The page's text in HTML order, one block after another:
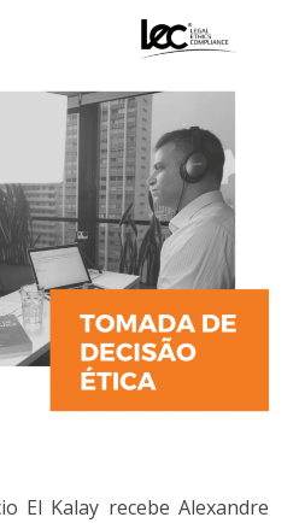
El Kalay recebe Alexandre